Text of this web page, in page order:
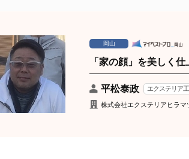
岡山
「家の顔」を美しく
平松泰政 エクステリア
株式会社エクステリアヒラマ